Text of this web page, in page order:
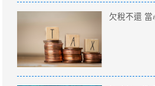
欠稅不還 當